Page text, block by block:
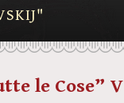
le Cose”